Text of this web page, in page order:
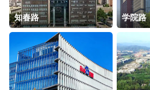
知春路 学院路